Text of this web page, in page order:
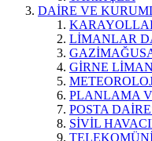
DAİRE VE
LİMANLAR
GİRNE
PLANLAMA
POSTA
SİVİL